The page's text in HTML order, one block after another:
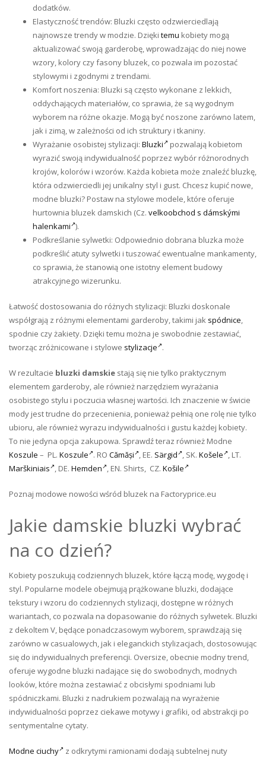
dodatków.
Elastyczność trendów: Bluzki często odzwierciedlają
najnowsze trendy w modzie. Dzięki temu kobiety mogą
aktualizować swoją garderobę, wprowadzając do niej nowe
wzory, kolory czy fasony bluzek, co pozwala im pozostać
stylowymi i zgodnymi z trendami.
Komfort noszenia: Bluzki są często wykonane z lekkich,
oddychających materiałów, co sprawia, że są wygodnym
wyborem na różne okazje. Mogą być noszone zarówno latem,
jak i zimą, w zależności od ich struktury i tkaniny.
Wyrażanie osobistej stylizacji: Bluzki
pozwalają kobietom
wyrazić swoją indywidualność poprzez wybór różnorodnych
krojów, kolorów i wzorów. Każda kobieta może znaleźć bluzkę,
która odzwierciedli jej unikalny styl i gust. Chcesz kupić nowe,
modne bluzki? Postaw na stylowe modele, które oferuje
hurtownia bluzek damskich (Cz. velkoobchod s dámskými
halenkami ).
Podkreślanie sylwetki: Odpowiednio dobrana bluzka może
podkreślić atuty sylwetki i tuszować ewentualne mankamenty,
co sprawia, że stanowią one istotny element budowy
atrakcyjnego wizerunku.
Łatwość dostosowania do różnych stylizacji: Bluzki doskonale
współgrają z różnymi elementami garderoby, takimi jak spódnice
spodnie czy żakiety. Dzięki temu można je swobodnie zestawiać,
tworząc zróżnicowane i stylowe stylizacje .
W rezultacie bluzki damskie stają się nie tylko praktycznym
elementem garderoby, ale również narzędziem wyrażania
osobistego stylu i poczucia własnej wartości. Ich znaczenie w świcie
mody jest trudne do przecenienia, ponieważ pełnią one rolę nie tylko
ubioru, ale również wyrazu indywidualności i gustu każdej kobiety.
To nie jedyna opcja zakupowa. Sprawdź teraz również Modne
Koszule – PL. Koszule . RO Cămăși , EE. Särgid , SK. Košele
, LT.
Marškiniais
, DE. Hemden , EN. Shirts, CZ. Košile
Poznaj modowe nowości wśród bluzek na Factoryprice.eu
Jakie damskie bluzki wybrać
na co dzień?
Kobiety poszukują codziennych bluzek, które łączą modę, wygodę i
styl. Popularne modele obejmują prążkowane bluzki, dodające
tekstury i wzoru do codziennych stylizacji, dostępne w różnych
wariantach, co pozwala na dopasowanie do różnych sylwetek. Bluzki
z dekoltem V, będące ponadczasowym wyborem, sprawdzają się
zarówno w casualowych, jak i eleganckich stylizacjach, dostosowując
się do indywidualnych preferencji. Oversize, obecnie modny trend,
oferuje wygodne bluzki nadające się do swobodnych, modnych
looków, które można zestawiać z obcisłymi spodniami lub
spódniczkami. Bluzki z nadrukiem pozwalają na wyrażenie
indywidualności poprzez ciekawe motywy i grafiki, od abstrakcji po
sentymentalne cytaty.
Modne ciuchy
z odkrytymi ramionami dodają subtelnej nuty